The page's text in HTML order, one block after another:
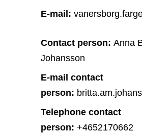
E-mail:
Contact person: Anna
Johansson
E-mail contact
person:
Telephone contact
person: +4652170662